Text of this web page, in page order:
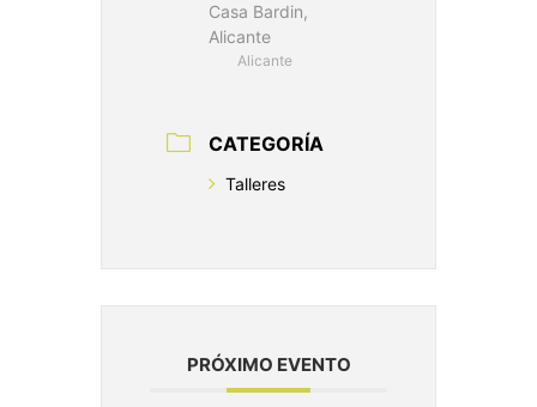
Casa Bardin,
Alicante
Alicante
CATEGORÍA
Talleres
PRÓXIMO EVENTO